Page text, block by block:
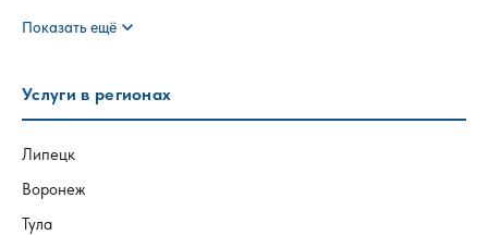
Показать ещё expand_more
Услуги в регионах
Липецк
Воронеж
Тула